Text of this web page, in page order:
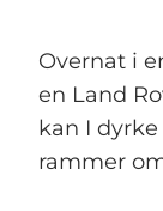
Planlæg
Overnat i
en Land
kan I
rammer